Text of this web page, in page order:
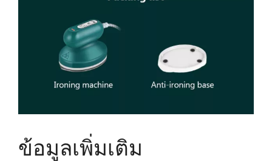
ข้อมูลเพิ่มเติม